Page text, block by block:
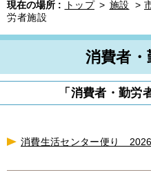
現在の場所 : トップ > 施設 >
労者施設
消費者
「消費者・勤労
消費生活センター便り